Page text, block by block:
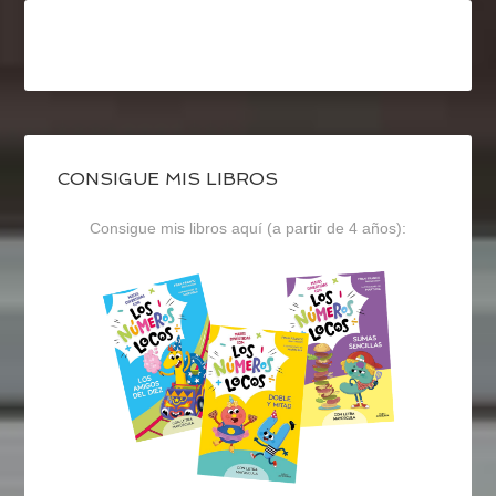
CONSIGUE MIS LIBROS
Consigue mis libros aquí (a partir de 4 años):